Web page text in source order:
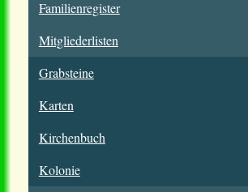
Familienregister
Mitgliederlisten
Grabsteine
Karten
Kirchenbuch
Kolonie